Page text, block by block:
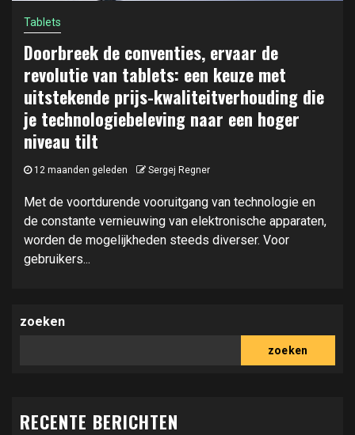
Tablets
Doorbreek de conventies, ervaar de
revolutie van tablets: een keuze met
uitstekende prijs-kwaliteitverhouding die
je technologiebeleving naar een hoger
niveau tilt
12 maanden geleden Sergej Regner
Met de voortdurende vooruitgang van technologie en
de constante vernieuwing van elektronische apparaten,
worden de mogelijkheden steeds diverser. Voor
gebruikers...
zoeken
zoeken
RECENTE BERICHTEN